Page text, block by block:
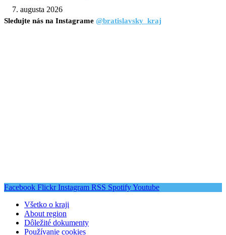
7. augusta 2026
Sledujte nás na Instagrame @bratislavsky_kraj
Facebook Flickr Instagram RSS SpotifyYoutube
Všetko o kraji
About region
Dôležité dokumenty
Používanie cookies